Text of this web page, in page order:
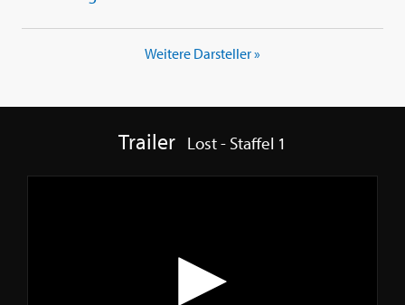
Weitere Darsteller »
Trailer Lost - Staffel 1